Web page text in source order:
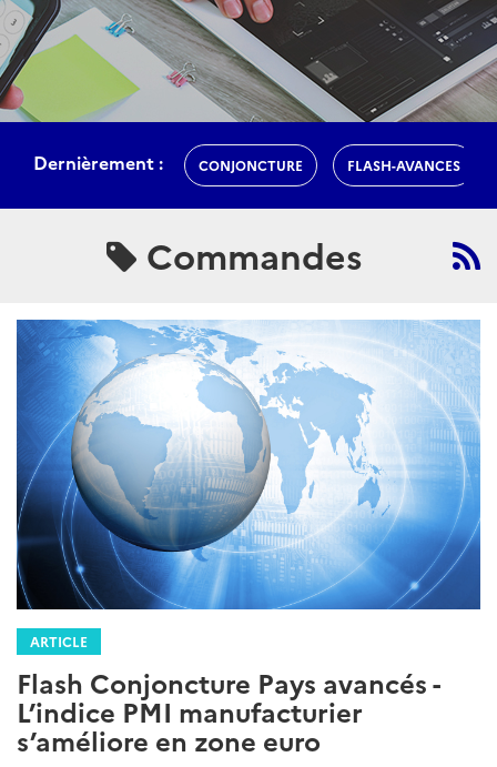
Dernièrement : CONJONCTURE FLASH-AVANCES
Commandes
ARTICLE
Flash Conjoncture Pays avancés -
L’indice PMI manufacturier
s’améliore en zone euro